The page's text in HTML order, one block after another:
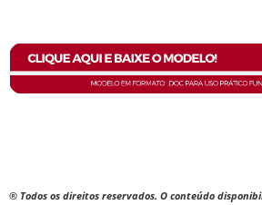
® Todos os direitos reservados. O conteúdo